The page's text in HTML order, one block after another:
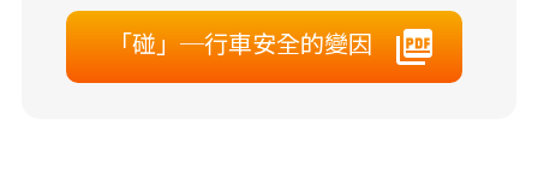
「碰」─行車安全的變因